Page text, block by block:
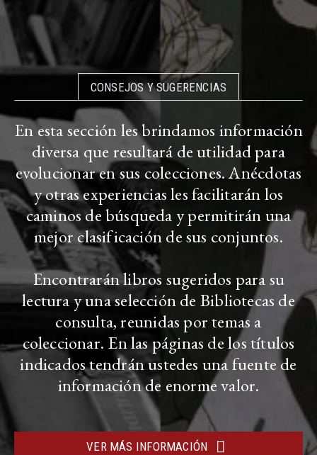
CONSEJOS Y SUGERENCIAS
En esta sección les brindamos información
diversa que resultará de utilidad para
evolucionar en sus colecciones. Anécdotas
y otras experiencias les facilitarán los
caminos de búsqueda y permitirán una
mejor clasificación de sus conjuntos.
Encontrarán libros sugeridos para su
lectura y una selección de Bibliotecas de
consulta, reunidas por temas a
coleccionar. En las páginas de los títulos
indicados tendrán ustedes una fuente de
información de enorme valor.
VER MÁS INFORMACIÓN